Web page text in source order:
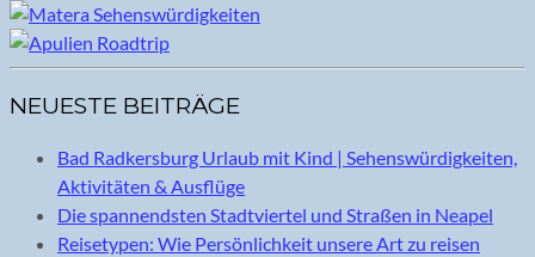
NEUESTE BEITRÄGE
Bad Radkersburg Urlaub mit Kind | Sehenswürdigkeiten,
Aktivitäten & Ausflüge
Die spannendsten Stadtviertel und Straßen in Neapel
Reisetypen: Wie Persönlichkeit unsere Art zu reisen